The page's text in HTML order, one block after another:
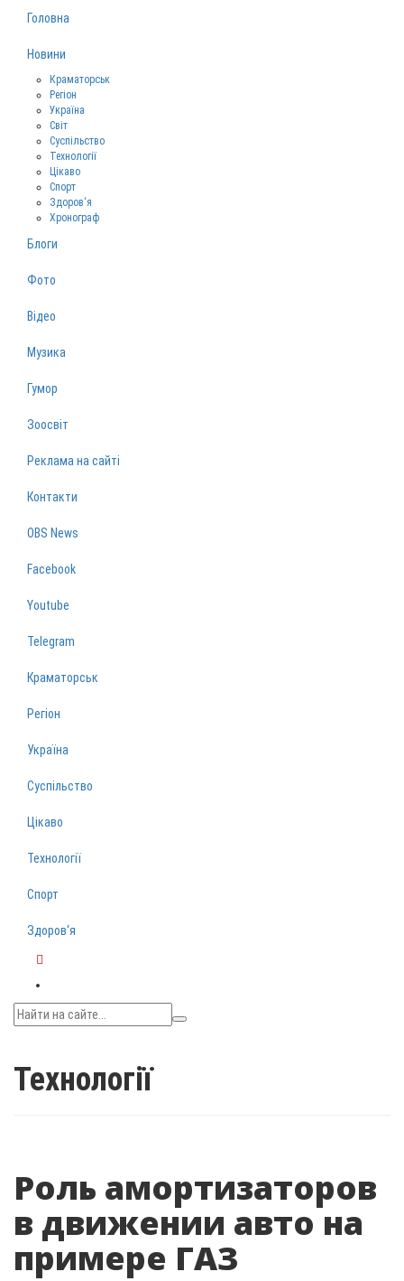
Головна
Новини
Краматорськ
Регіон
Україна
Світ
Суспільство
Технології
Цікаво
Спорт
Здоров‘я
Хронограф
Блоги
Фото
Відео
Музика
Гумор
Зоосвіт
Реклама на сайті
Контакти
OBS News
Facebook
Youtube
Telegram
Краматорськ
Регіон
Україна
Суспільство
Цікаво
Технології
Спорт
Здоров‘я
Технології
Роль амортизаторов
в движении авто на
примере ГАЗ